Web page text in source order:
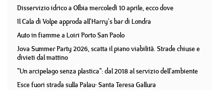
Disservizio idrico a Olbia mercoledì 10 aprile, ecco dove
Il Cala di Volpe approda all'Harry's bar di Londra
Auto in fiamme a Loiri Porto San Paolo
Jova Summer Party 2026, scatta il piano viabilità. Strade chiuse e
divieti dal mattino
"Un arcipelago senza plastica": dal 2018 al servizio dell'ambiente
Esce fuori strada sulla Palau- Santa Teresa Gallura